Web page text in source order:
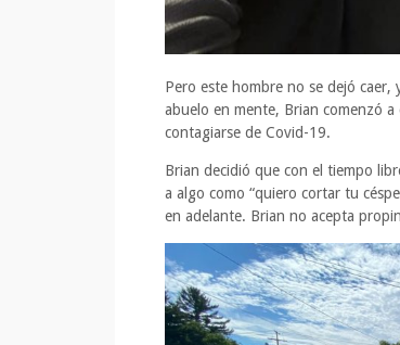
Pero este hombre no se dejó
abuelo en mente, Brian comenzó
contagiarse de Covid-19.
Brian decidió que con el tiempo
a algo como “quiero cortar tu
en adelante. Brian no acepta